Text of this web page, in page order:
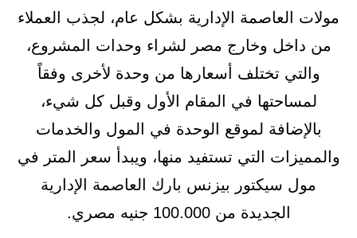
مولات العاصمة الإدارية بشكل عام، لجذب العملاء
من داخل وخارج مصر لشراء وحدات المشروع،
والتي تختلف أسعارها من وحدة لأخرى وفقاً
لمساحتها في المقام الأول وقبل كل شيء،
بالإضافة لموقع الوحدة في المول والخدمات
والمميزات التي تستفيد منها، ويبدأ سعر المتر في
مول سيكتور بيزنس بارك العاصمة الإدارية
الجديدة من 100.000 جنيه مصري.